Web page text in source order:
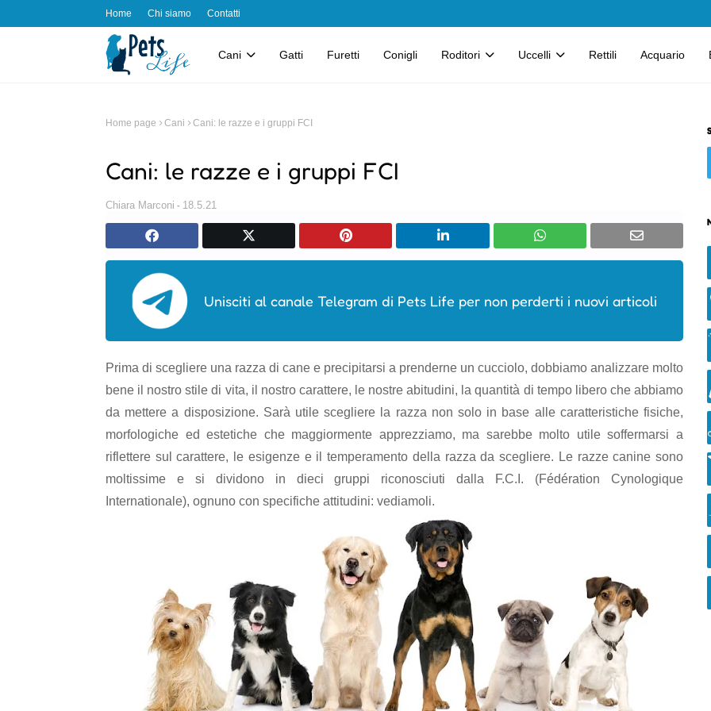
Home Chi siamo Contatti
Cani Gatti Furetti Conigli Roditori Uccelli Rettili Acquario
Home page Cani Cani: le razze e i gruppi FCI
Cani: le razze e i gruppi FCI
Chiara Marconi 18.5.21
Unisciti al canale Telegram di Pets Life per non perderti i nuovi articoli
Prima di scegliere una razza di cane e precipitarsi a prenderne un cucciolo, dobbiamo analizzare molto
bene il nostro stile di vita, il nostro carattere, le nostre abitudini, la quantità di tempo libero che abbiamo
da mettere a disposizione. Sarà utile scegliere la razza non solo in base alle caratteristiche fisiche,
morfologiche ed estetiche che maggiormente apprezziamo, ma sarebbe molto utile soffermarsi a
riflettere sul carattere, le esigenze e il temperamento della razza da scegliere. Le razze canine sono
moltissime e si dividono in dieci gruppi riconosciuti dalla F.C.I. (Fédération Cynologique
Internationale), ognuno con specifiche attitudini: vediamoli.